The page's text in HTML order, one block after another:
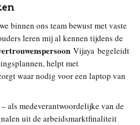
binnen ons team bewust met vaste
leren mij al kennen tijdens de
Vijaya begeleidt
helpt met
waar nodig voor een laptop van
als medeverantwoordelijke van de
uit de arbeidsmarktfinaliteit